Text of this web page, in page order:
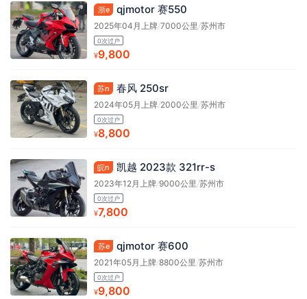
浙e qjmotor 赛550
2025年04月上牌/7000公里/苏州市
0次过户
¥9,800
苏n 春风 250sr
2024年05月上牌/2000公里/苏州市
0次过户
¥8,800
皖n 凯越 2023款 321rr-s
2023年12月上牌/9000公里/苏州市
0次过户
¥7,800
苏e qjmotor 赛600
2021年05月上牌/8800公里/苏州市
0次过户
¥9,800